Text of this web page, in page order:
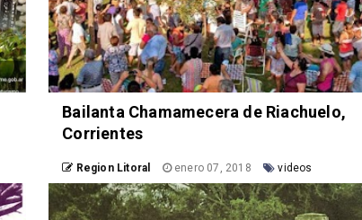
Bailanta Chamamecera de Riachuelo,
Corrientes
Region Litoral enero 07, 2018 videos